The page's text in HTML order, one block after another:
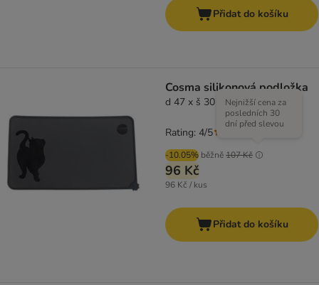
Přidat do košíku
Cosma silikonová podložka
d 47 x š 30 cm
-10.05% běžně107 Kč
Nejnižší cena za
posledních 30
dní před slevou
96 Kč
96 Kč / kus
Rating: 4/5
Přidat do košíku